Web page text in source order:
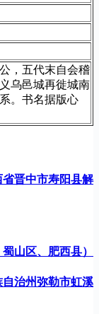
，五代末自会稽
乌邑城再徙城南
。书名据版心
晋中市寿阳县解
山区、肥西县）
治州弥勒市虹溪